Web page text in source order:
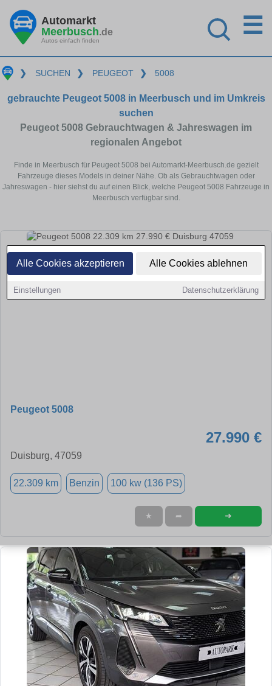
Alle Cookies akzeptieren Alle Cookies ablehnen
Einstellungen Datenschutzerklärung
Automarkt
Meerbusch.de
Autos einfach finden
☰
❯ SUCHEN ❯ PEUGEOT ❯ 5008
gebrauchte Peugeot 5008 in Meerbusch und im Umkreis
suchen
Peugeot 5008 Gebrauchtwagen & Jahreswagen im
regionalen Angebot
Finde in Meerbusch für Peugeot 5008 bei Automarkt-Meerbusch.de gezielt
Fahrzeuge dieses Models in deiner Nähe. Ob als Gebrauchtwagen oder
Jahreswagen - hier siehst du auf einen Blick, welche Peugeot 5008 Fahrzeuge in
Meerbusch verfügbar sind.
Peugeot 5008
27.990 €
Duisburg, 47059
22.309 km Benzin 100 kw (136 PS)
★ ➦ ➜